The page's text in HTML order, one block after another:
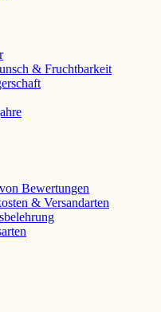
& Fruchtbarkeit
Bewertungen
& Versandarten